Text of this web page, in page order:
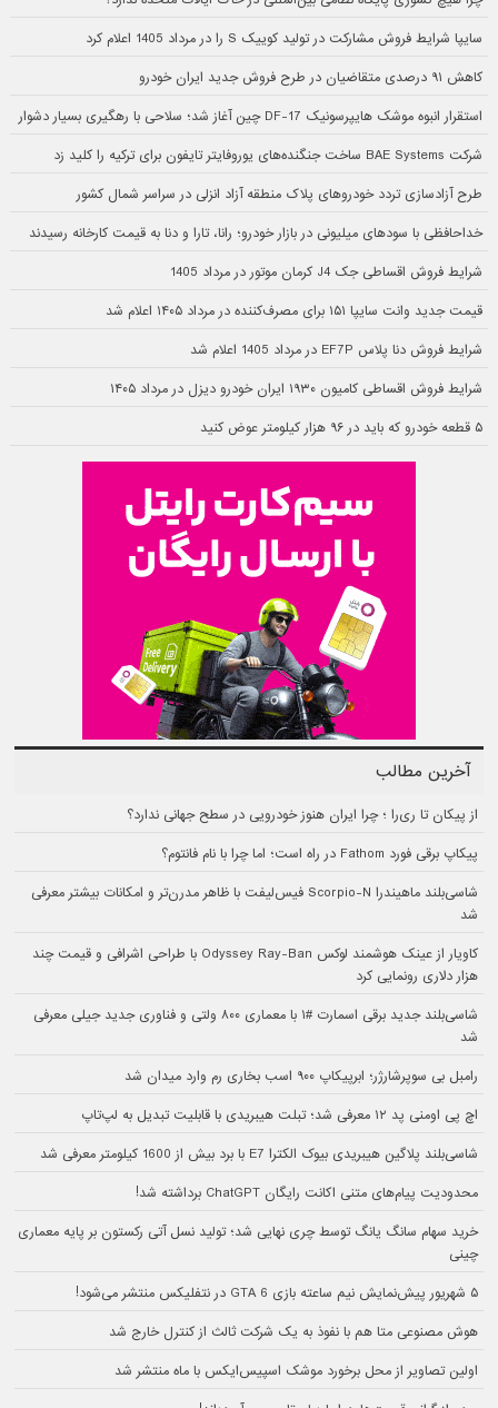
سایپا شرایط فروش مشارکت در تولید کوییک S را در مرداد 1405 اعلام کرد
کاهش ۹۱ درصدی متقاضیان در طرح فروش جدید ایران خودرو
استقرار انبوه موشک هایپرسونیک DF-17 چین آغاز شد؛ سلاحی با رهگیری بسیار دشوار
شرکت BAE Systems ساخت جنگنده‌های یوروفایتر تایفون برای ترکیه را کلید زد
طرح آزادسازی تردد خودروهای پلاک منطقه آزاد انزلی در سراسر شمال کشور
خداحافظی با سودهای میلیونی در بازار خودرو؛ رانا، تارا و دنا به قیمت کارخانه رسیدند
شرایط فروش اقساطی جک J4 کرمان موتور در مرداد 1405
قیمت جدید وانت سایپا ۱۵۱ برای مصرف‌کننده در مرداد ۱۴۰۵ اعلام شد
شرایط فروش دنا پلاس EF7P در مرداد 1405 اعلام شد
شرایط فروش اقساطی کامیون ۱۹۳۰ ایران خودرو دیزل در مرداد ۱۴۰۵
۵ قطعه خودرو که باید در ۹۶ هزار کیلومتر عوض کنید
آخرین مطالب
از پیکان تا ری‌را ؛ چرا ایران هنوز خودرویی در سطح جهانی ندارد؟
پیکاپ برقی فورد Fathom در راه است؛ اما چرا با نام فانتوم؟
شاسی‌بلند ماهیندرا Scorpio-N فیس‌لیفت با ظاهر مدرن‌تر و امکانات بیشتر معرفی
شد
کاویار از عینک هوشمند لوکس Odyssey Ray-Ban با طراحی اشرافی و قیمت چند
هزار دلاری رونمایی کرد
شاسی‌بلند جدید برقی اسمارت #۱ با معماری ۸۰۰ ولتی و فناوری جدید جیلی معرفی
شد
رامبل بی سوپرشارژر؛ ابرپیکاپ ۹۰۰ اسب بخاری رم وارد میدان شد
اچ پی اومنی پد ۱۲ معرفی شد؛ تبلت هیبریدی با قابلیت تبدیل به لپ‌تاپ
شاسی‌بلند پلاگین هیبریدی بیوک الکترا E7 با برد بیش از 1600 کیلومتر معرفی شد
محدودیت پیام‌های متنی اکانت رایگان ChatGPT برداشته شد!
خرید سهام سانگ‌ یانگ توسط چری نهایی شد؛ تولید نسل آتی رکستون بر پایه معماری
چینی
۵ شهریور پیش‌نمایش نیم ساعته بازی GTA 6 در نتفلیکس منتشر می‌شود!
هوش مصنوعی متا هم با نفوذ به یک شرکت ثالث از کنترل خارج شد
اولین تصاویر از محل برخورد موشک اسپیس‌ایکس با ماه منتشر شد